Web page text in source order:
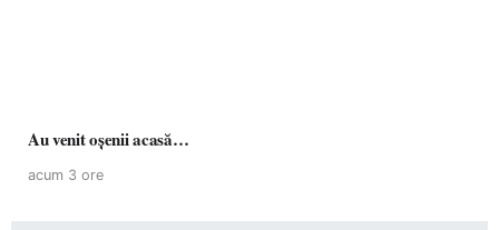
Au venit oșenii acasă…
acum 3 ore